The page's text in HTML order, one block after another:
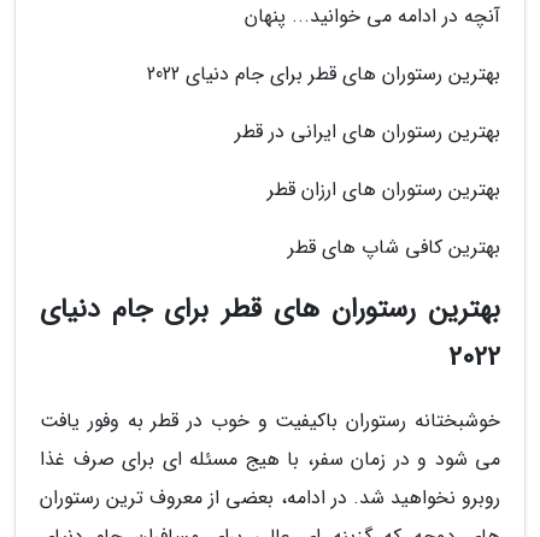
آنچه در ادامه می خوانید... پنهان
بهترین رستوران های قطر برای جام دنیای 2022
بهترین رستوران های ایرانی در قطر
بهترین رستوران های ارزان قطر
بهترین کافی شاپ های قطر
بهترین رستوران های قطر برای جام دنیای
2022
خوشبختانه رستوران باکیفیت و خوب در قطر به وفور یافت
می شود و در زمان سفر، با هیج مسئله ای برای صرف غذا
روبرو نخواهید شد. در ادامه، بعضی از معروف ترین رستوران